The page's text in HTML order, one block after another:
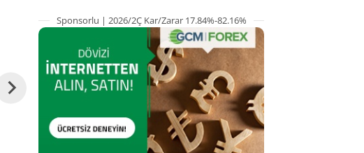
Sponsorlu | 2026/2Ç Kar/Zarar 17.84%-82.16%